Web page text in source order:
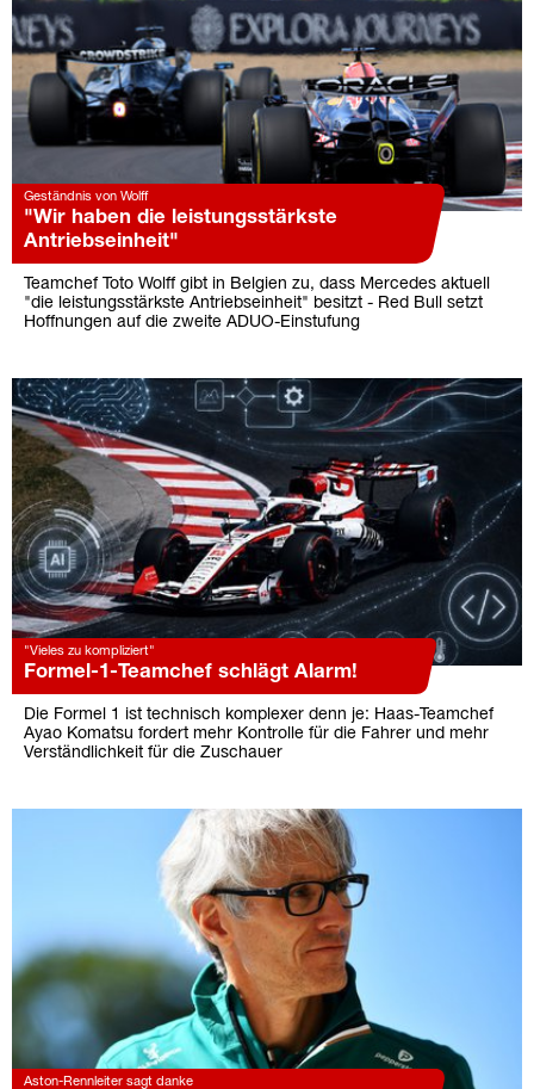
Geständnis von Wolff
"Wir haben die leistungsstärkste
Antriebseinheit"
Teamchef Toto Wolff gibt in Belgien zu, dass Mercedes aktuell
"die leistungsstärkste Antriebseinheit" besitzt - Red Bull setzt
Hoffnungen auf die zweite ADUO-Einstufung
"Vieles zu kompliziert"
Formel-1-Teamchef schlägt Alarm!
Die Formel 1 ist technisch komplexer denn je: Haas-Teamchef
Ayao Komatsu fordert mehr Kontrolle für die Fahrer und mehr
Verständlichkeit für die Zuschauer
Aston-Rennleiter sagt danke